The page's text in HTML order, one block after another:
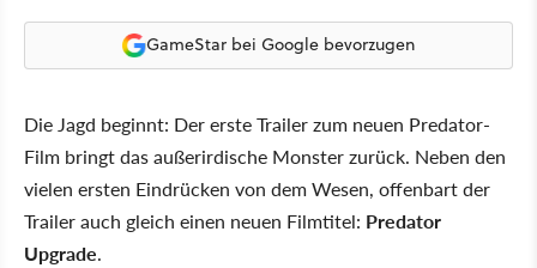
GameStar bei Google bevorzugen
Die Jagd beginnt: Der erste Trailer zum neuen Predator-
Film bringt das außerirdische Monster zurück. Neben den
vielen ersten Eindrücken von dem Wesen, offenbart der
Trailer auch gleich einen neuen Filmtitel: Predator
Upgrade.